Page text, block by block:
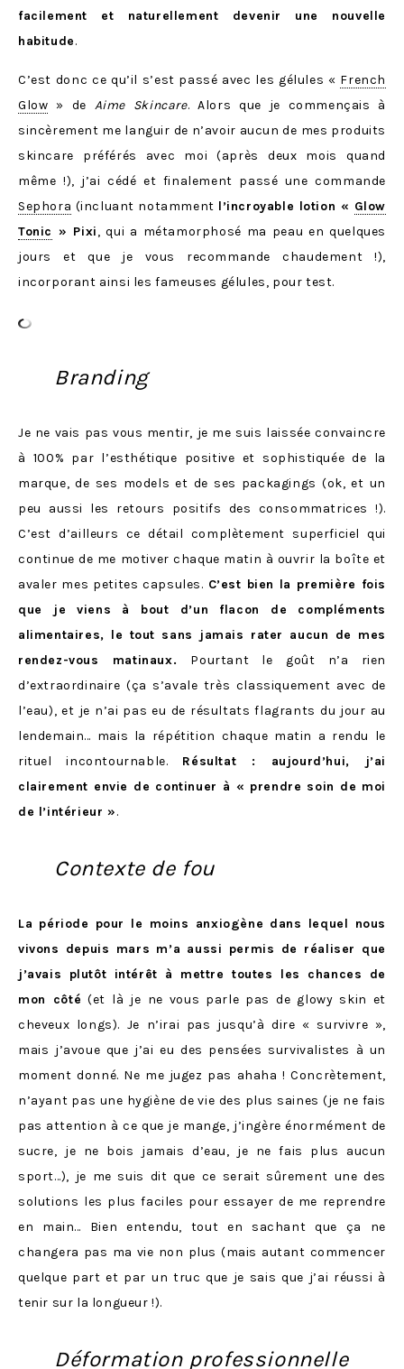
facilement et naturellement devenir une nouvelle
habitude.
C’est donc ce qu’il s’est passé avec les gélules « French
Glow » de Aime Skincare. Alors que je commençais à
sincèrement me languir de n’avoir aucun de mes produits
skincare préférés avec moi (après deux mois quand
même !), j’ai cédé et finalement passé une commande
Sephora (incluant notamment l’incroyable lotion « Glow
Tonic » Pixi, qui a métamorphosé ma peau en quelques
jours et que je vous recommande chaudement !),
incorporant ainsi les fameuses gélules, pour test.
Branding
Je ne vais pas vous mentir, je me suis laissée convaincre
à 100% par l’esthétique positive et sophistiquée de la
marque, de ses models et de ses packagings (ok, et un
peu aussi les retours positifs des consommatrices !).
C’est d’ailleurs ce détail complètement superficiel qui
continue de me motiver chaque matin à ouvrir la boîte et
avaler mes petites capsules. C’est bien la première fois
que je viens à bout d’un flacon de compléments
alimentaires, le tout sans jamais rater aucun de mes
rendez-vous matinaux. Pourtant le goût n’a rien
d’extraordinaire (ça s’avale très classiquement avec de
l’eau), et je n’ai pas eu de résultats flagrants du jour au
lendemain… mais la répétition chaque matin a rendu le
rituel incontournable. Résultat : aujourd’hui, j’ai
clairement envie de continuer à « prendre soin de moi
de l’intérieur ».
Contexte de fou
La période pour le moins anxiogène dans lequel nous
vivons depuis mars m’a aussi permis de réaliser que
j’avais plutôt intérêt à mettre toutes les chances de
mon côté (et là je ne vous parle pas de glowy skin et
cheveux longs). Je n’irai pas jusqu’à dire « survivre »,
mais j’avoue que j’ai eu des pensées survivalistes à un
moment donné. Ne me jugez pas ahaha ! Concrètement,
n’ayant pas une hygiène de vie des plus saines (je ne fais
pas attention à ce que je mange, j’ingère énormément de
sucre, je ne bois jamais d’eau, je ne fais plus aucun
sport…), je me suis dit que ce serait sûrement une des
solutions les plus faciles pour essayer de me reprendre
en main… Bien entendu, tout en sachant que ça ne
changera pas ma vie non plus (mais autant commencer
quelque part et par un truc que je sais que j’ai réussi à
tenir sur la longueur !).
Déformation professionnelle